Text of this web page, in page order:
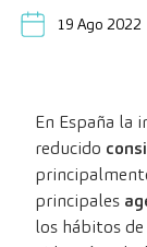
19 Ago 2022
En España la
reducido
principales
los hábitos